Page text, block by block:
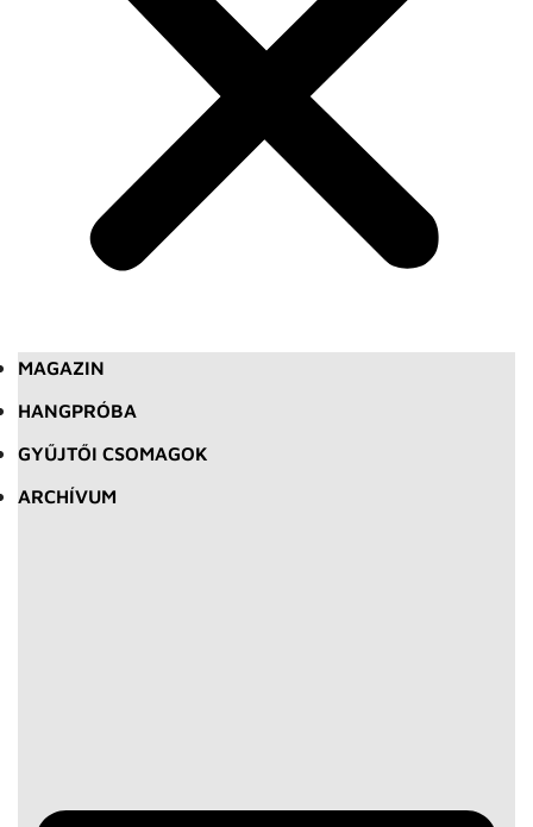
MAGAZIN
HANGPRÓBA
GYŰJTŐI CSOMAGOK
ARCHÍVUM